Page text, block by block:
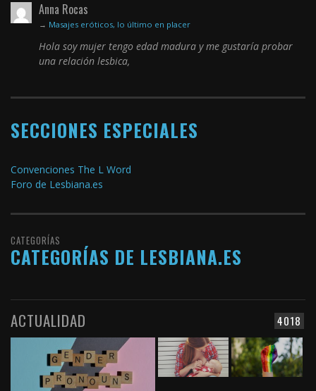
Anna Rocas
→ Masajes eróticos, lo último en placer
Hola soy mujer tengo edad madura y me gustaría probar
una relación lesbica,
SECCIONES ESPECIALES
Convenciones The L Word
Foro de Lesbiana.es
CATEGORÍAS
CATEGORÍAS DE LESBIANA.ES
4018
ACTUALIDAD